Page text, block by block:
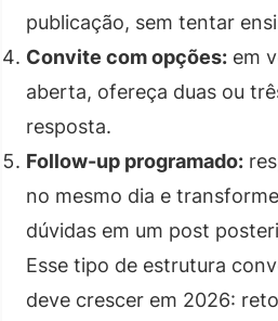
publicação, sem tentar
Convite com opções: em
aberta, ofereça duas ou
resposta.
Follow-up programado:
no mesmo dia e
dúvidas em um post
Esse tipo de estrutura
deve crescer em 2026: